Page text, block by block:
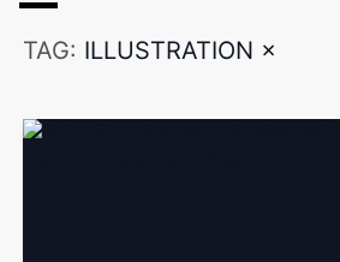
TAG: ILLUSTRATION ×